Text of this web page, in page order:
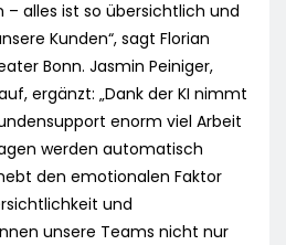
– alles ist so übersichtlich und
Kunden“, sagt Florian
Bonn. Jasmin Peiniger,
ergänzt: „Dank der KI nimmt
enorm viel Arbeit
werden automatisch
den emotionalen Faktor
und
unsere Teams nicht nur